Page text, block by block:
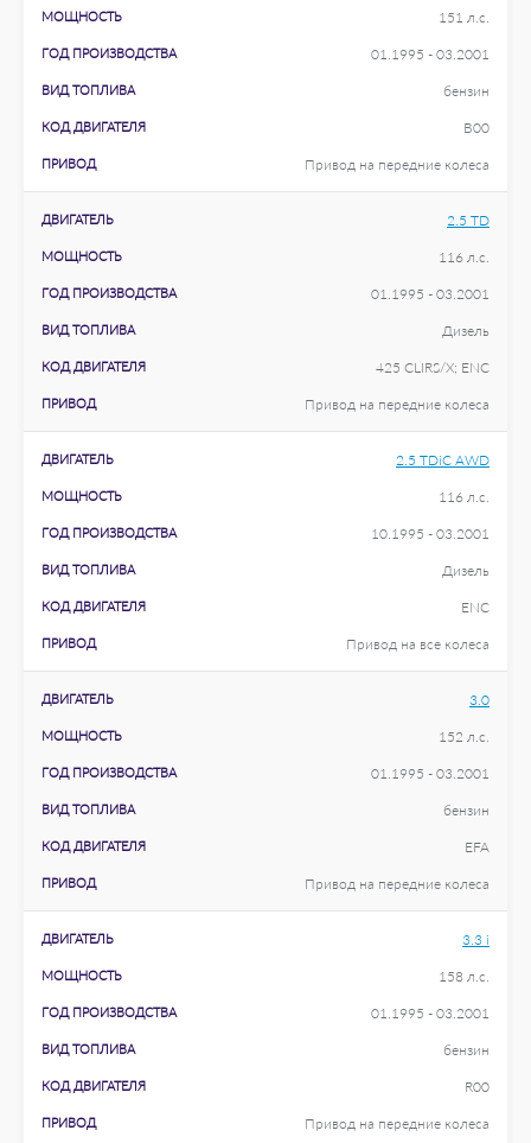
МОЩНОСТЬ 151 л.с.
ГОД ПРОИЗВОДСТВА 01.1995 - 03.2001
ВИД ТОПЛИВА бензин
КОД ДВИГАТЕЛЯ B00
ПРИВОД Привод на передние колеса
ДВИГАТЕЛЬ 2.5 TD
МОЩНОСТЬ 116 л.с.
ГОД ПРОИЗВОДСТВА 01.1995 - 03.2001
ВИД ТОПЛИВА Дизель
КОД ДВИГАТЕЛЯ 425 CLIRS/X; ENC
ПРИВОД Привод на передние колеса
ДВИГАТЕЛЬ 2.5 TDiC AWD
МОЩНОСТЬ 116 л.с.
ГОД ПРОИЗВОДСТВА 10.1995 - 03.2001
ВИД ТОПЛИВА Дизель
КОД ДВИГАТЕЛЯ ENC
ПРИВОД Привод на все колеса
ДВИГАТЕЛЬ 3.0
МОЩНОСТЬ 152 л.с.
ГОД ПРОИЗВОДСТВА 01.1995 - 03.2001
ВИД ТОПЛИВА бензин
КОД ДВИГАТЕЛЯ EFA
ПРИВОД Привод на передние колеса
ДВИГАТЕЛЬ 3.3 i
МОЩНОСТЬ 158 л.с.
ГОД ПРОИЗВОДСТВА 01.1995 - 03.2001
ВИД ТОПЛИВА бензин
КОД ДВИГАТЕЛЯ R00
ПРИВОД Привод на передние колеса